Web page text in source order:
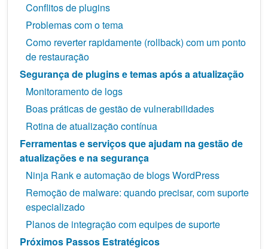
Conflitos de plugins
Problemas com o tema
Como reverter rapidamente (rollback) com um ponto
de restauração
Segurança de plugins e temas após a atualização
Monitoramento de logs
Boas práticas de gestão de vulnerabilidades
Rotina de atualização contínua
Ferramentas e serviços que ajudam na gestão de
atualizações e na segurança
Ninja Rank e automação de blogs WordPress
Remoção de malware: quando precisar, com suporte
especializado
Planos de integração com equipes de suporte
Próximos Passos Estratégicos